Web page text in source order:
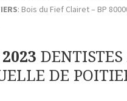
: Bois du Fief Clairet – BP
DENTISTES
DE